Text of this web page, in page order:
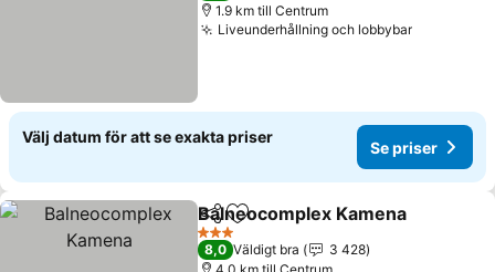
1.9 km till Centrum
Liveunderhållning och lobbybarSe priser
Välj datum för att se exakta priser
Se priser
Dela Lägg till i Mina Favoriter
Balneocomplex Kamena
3 Stjärnor
8,0 Väldigt bra
3 428